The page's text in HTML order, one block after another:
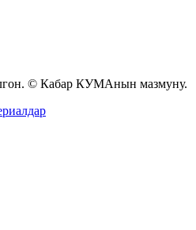
© Кабар КУМАнын мазмуну.